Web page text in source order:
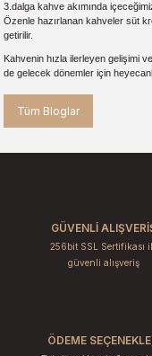
3.dalga kahve akımında
Özenle hazırlanan kahveler süt
getirilir.
Kahvenin hızla ilerleyen gelişimi
de gelecek dönemler için
Tüm Bloglar
GÜVENLİ
256bit SSL Sertifikası
güvenli alışveriş
ÖDEME